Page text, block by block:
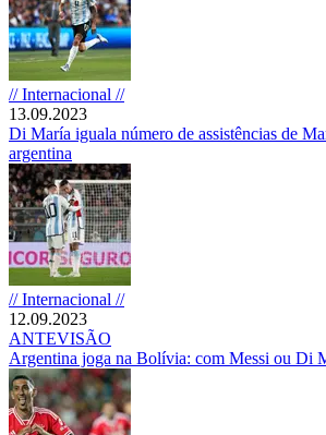
// Internacional //
13.09.2023
Di María iguala número de assistências de
argentina
// Internacional //
12.09.2023
ANTEVISÃO
Argentina joga na Bolívia: com Messi ou Di